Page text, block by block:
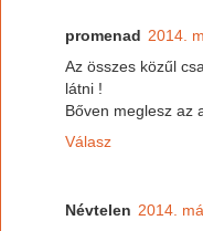
promenad 2014.
Az összes közűl
látni !
Bőven meglesz az
Válasz
Névtelen 2014.